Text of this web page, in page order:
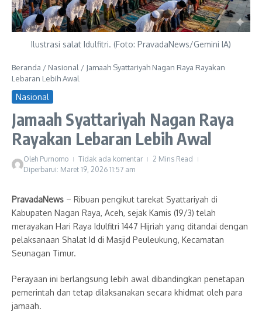
Ilustrasi salat Idulfitri. (Foto: PravadaNews/Gemini IA)
Beranda / Nasional / Jamaah Syattariyah Nagan Raya Rayakan
Lebaran Lebih Awal
Nasional
Jamaah Syattariyah Nagan Raya
Rayakan Lebaran Lebih Awal
Oleh Purnomo Tidak ada komentar
2 Mins Read
Diperbarui: Maret 19, 2026 11:57 am
PravadaNews – Ribuan pengikut tarekat Syattariyah di
Kabupaten Nagan Raya, Aceh, sejak Kamis (19/3) telah
merayakan Hari Raya Idulfitri 1447 Hijriah yang ditandai dengan
pelaksanaan Shalat Id di Masjid Peuleukung, Kecamatan
Seunagan Timur.
Perayaan ini berlangsung lebih awal dibandingkan penetapan
pemerintah dan tetap dilaksanakan secara khidmat oleh para
jamaah.